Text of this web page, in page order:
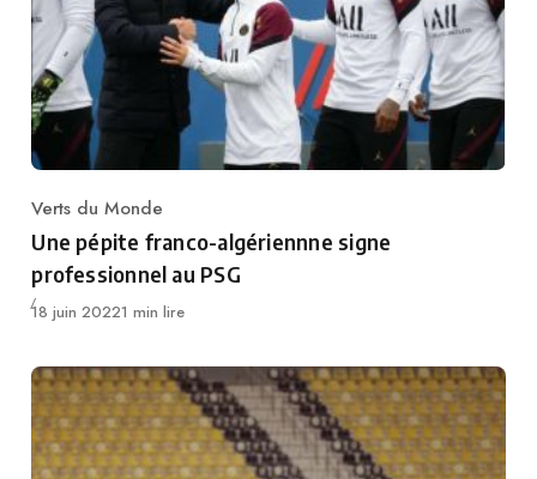
Category
Verts du Monde
Une pépite franco-algériennne signe
professionnel au PSG
Publié
18 juin 20221 min lire